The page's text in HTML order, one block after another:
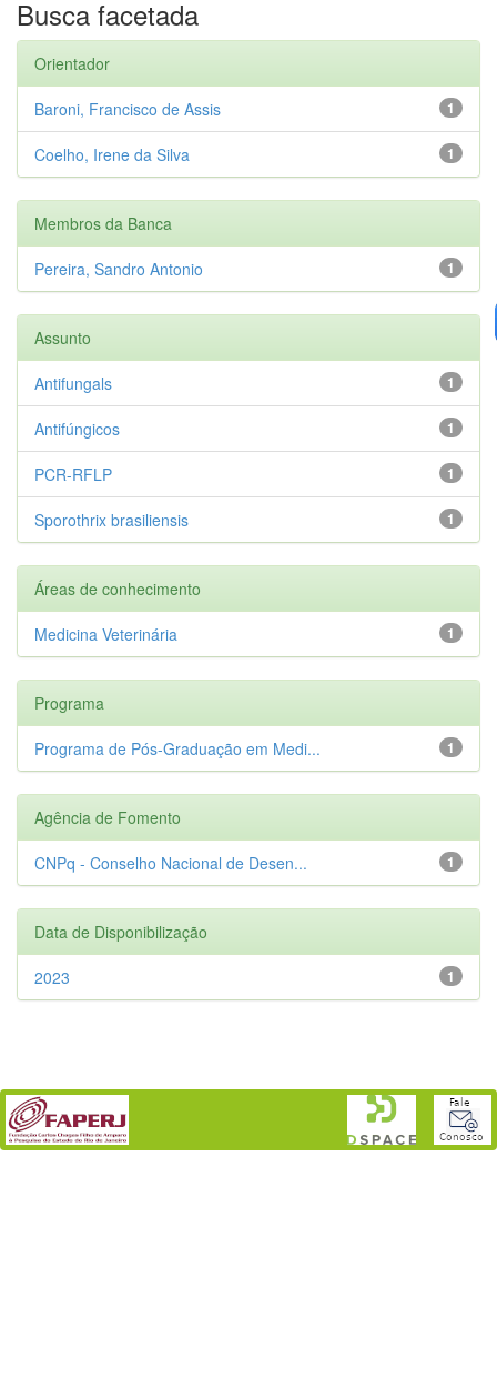
Busca facetada
Orientador
1
Baroni, Francisco de Assis
1
Coelho, Irene da Silva
Membros da Banca
1
Pereira, Sandro Antonio
Assunto
1
Antifungals
1
Antifúngicos
1
PCR-RFLP
1
Sporothrix brasiliensis
Áreas de conhecimento
1
Medicina Veterinária
Programa
1
Programa de Pós-Graduação em Medi...
Agência de Fomento
1
CNPq - Conselho Nacional de Desen...
Data de Disponibilização
1
2023